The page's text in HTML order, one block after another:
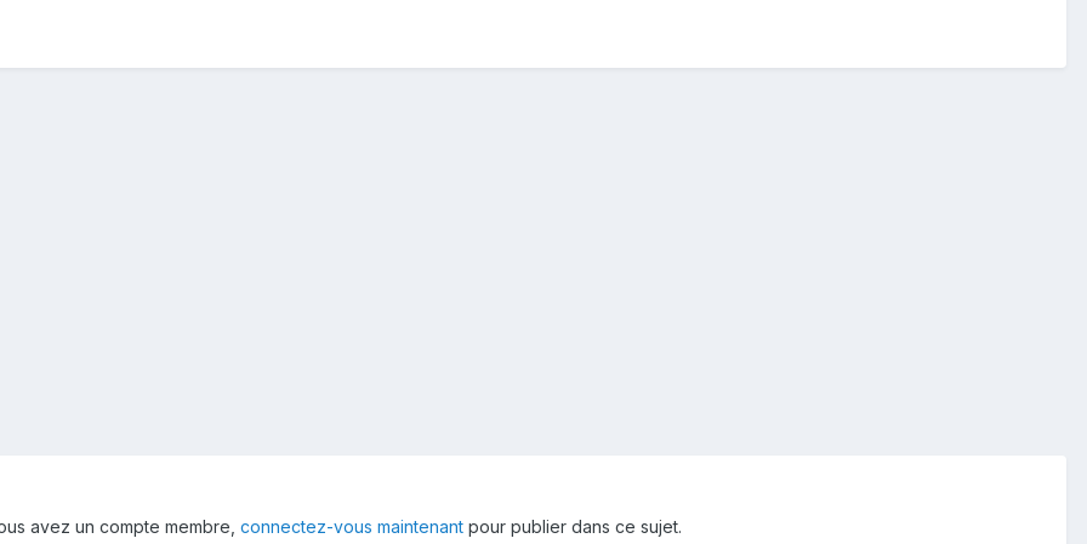
avez un compte membre, connectez-vous maintenant pour publier dans ce sujet.